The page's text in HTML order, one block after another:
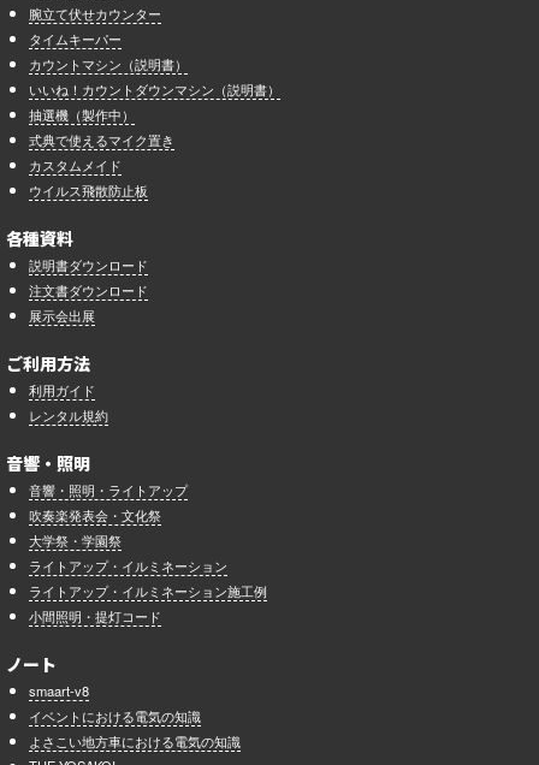
腕立て伏せカウンター
タイムキーパー
カウントマシン（説明書）
いいね！カウントダウンマシン（説明書）
抽選機（製作中）
式典で使えるマイク置き
カスタムメイド
ウイルス飛散防止板
各種資料
説明書ダウンロード
注文書ダウンロード
展示会出展
ご利用方法
利用ガイド
レンタル規約
音響・照明
音響・照明・ライトアップ
吹奏楽発表会・文化祭
大学祭・学園祭
ライトアップ・イルミネーション
ライトアップ・イルミネーション施工例
小間照明・提灯コード
ノート
smaart-v8
イベントにおける電気の知識
よさこい地方車における電気の知識